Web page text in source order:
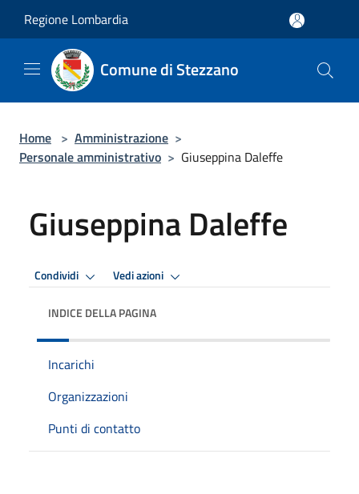
Regione Lombardia
Comune di Stezzano
Home > Amministrazione >
Personale amministrativo > Giuseppina Daleffe
Giuseppina Daleffe
Condividi Vedi azioni
INDICE DELLA PAGINA
Incarichi
Organizzazioni
Punti di contatto